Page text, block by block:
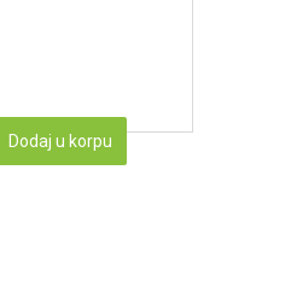
Dodaj u korpu